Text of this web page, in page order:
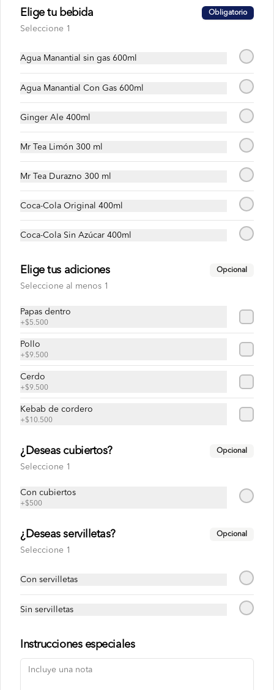
Dip de yogur griego, pepino, ajo,
$12.900
Yogur griego natural sin azúcar. Producto
Conócenos
Términos y condiciones
Política de privacidad
Redes sociales
Instagram
Elige tu bebida Obligatorio
Seleccione 1
Agua Manantial sin gas 600ml
Agua Manantial Con Gas 600ml
Ginger Ale 400ml
Mr Tea Limón 300 ml
Mr Tea Durazno 300 ml
Coca-Cola Original 400ml
Coca-Cola Sin Azúcar 400ml
Elige tus adiciones Opcional
Seleccione al menos 1
Papas dentro
+$5.500
Pollo
+$9.500
Cerdo
+$9.500
Kebab de cordero
+$10.500
¿Deseas cubiertos? Opcional
Seleccione 1
Con cubiertos
+$500
¿Deseas servilletas? Opcional
Seleccione 1
Con servilletas
Sin servilletas
Instrucciones especiales